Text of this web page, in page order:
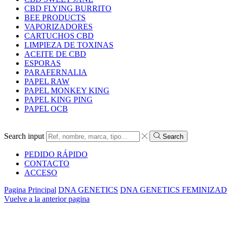
CBD FLYING BURRITO
BEE PRODUCTS
VAPORIZADORES
CARTUCHOS CBD
LIMPIEZA DE TOXINAS
ACEITE DE CBD
ESPORAS
PARAFERNALIA
PAPEL RAW
PAPEL MONKEY KING
PAPEL KING PING
PAPEL OCB
Search input Search
PEDIDO RÁPIDO
CONTACTO
ACCESO
Pagina Principal DNA GENETICS DNA GENETICS
Vuelve a la anterior pagina